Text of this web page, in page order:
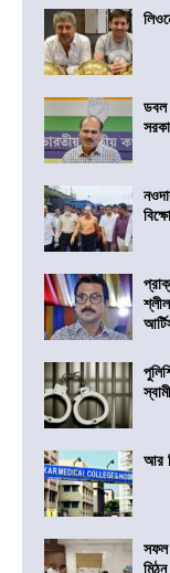
ডবল
আর
সফল